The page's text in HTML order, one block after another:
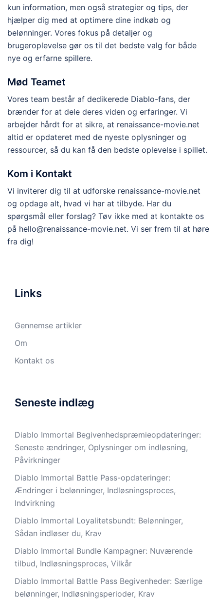
kun information, men også strategier og tips, der
hjælper dig med at optimere dine indkøb og
belønninger. Vores fokus på detaljer og
brugeroplevelse gør os til det bedste valg for både
nye og erfarne spillere.
Mød Teamet
Vores team består af dedikerede Diablo-fans, der
brænder for at dele deres viden og erfaringer. Vi
arbejder hårdt for at sikre, at renaissance-movie.net
altid er opdateret med de nyeste oplysninger og
ressourcer, så du kan få den bedste oplevelse i spillet.
Kom i Kontakt
Vi inviterer dig til at udforske renaissance-movie.net
og opdage alt, hvad vi har at tilbyde. Har du
spørgsmål eller forslag? Tøv ikke med at kontakte os
på hello@renaissance-movie.net. Vi ser frem til at høre
fra dig!
Links
Gennemse artikler
Om
Kontakt os
Seneste indlæg
Diablo Immortal Begivenhedspræmieopdateringer:
Seneste ændringer, Oplysninger om indløsning,
Påvirkninger
Diablo Immortal Battle Pass-opdateringer:
Ændringer i belønninger, Indløsningsproces,
Indvirkning
Diablo Immortal Loyalitetsbundt: Belønninger,
Sådan indløser du, Krav
Diablo Immortal Bundle Kampagner: Nuværende
tilbud, Indløsningsproces, Vilkår
Diablo Immortal Battle Pass Begivenheder: Særlige
belønninger, Indløsningsperioder, Krav